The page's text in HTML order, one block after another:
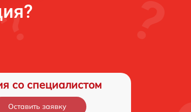
со специалистом
Оставить заявку